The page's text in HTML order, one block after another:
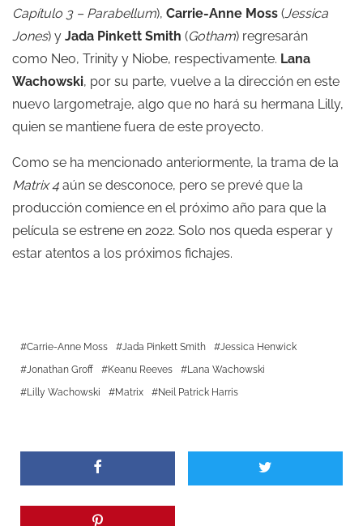
Capítulo 3 – Parabellum), Carrie-Anne Moss (Jessica
Jones) y Jada Pinkett Smith (Gotham) regresarán
como Neo, Trinity y Niobe, respectivamente. Lana
Wachowski, por su parte, vuelve a la dirección en este
nuevo largometraje, algo que no hará su hermana Lilly,
quien se mantiene fuera de este proyecto.
Como se ha mencionado anteriormente, la trama de la
Matrix 4 aún se desconoce, pero se prevé que la
producción comience en el próximo año para que la
película se estrene en 2022. Solo nos queda esperar y
estar atentos a los próximos fichajes.
Carrie-Anne Moss Jada Pinkett Smith
Jessica Henwick
Jonathan Groff
Keanu Reeves
Lana Wachowski
Lilly Wachowski
Matrix Neil Patrick Harris